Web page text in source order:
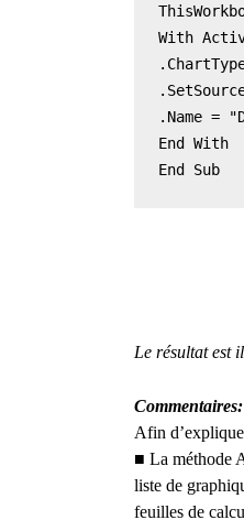
With
.Name =
End With
End Sub
Le résultat est
Commentaires:
Afin
■ La méthode
liste de
feuilles de